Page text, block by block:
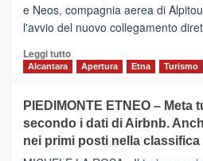
e Neos, compagnia aerea di
l'avvio del nuovo collegamento
Leggi tuttoLeggi
CATANIA
–
Inaugurato
il
Alcantara Apertura Etna Turismo
PIEDIMONTE ETNEO –
secondo i dati di Airbnb.
nei primi posti nella classifica